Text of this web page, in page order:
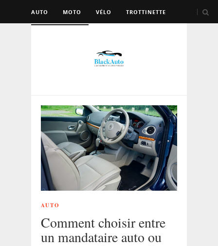
AUTO MOTO VÉLO TROTTINETTE
AUTO
Comment choisir entre
un mandataire auto ou